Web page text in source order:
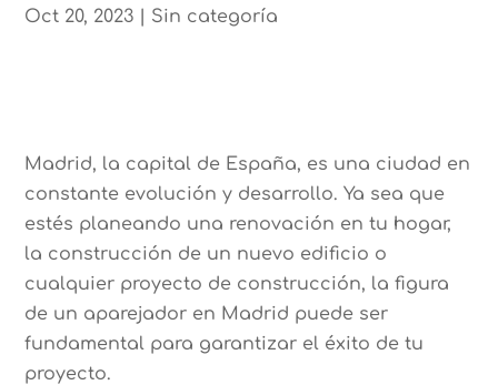
Oct 20, 2023 Sin categoría
Madrid, la capital de España, es una ciudad en
constante evolución y desarrollo. Ya sea que
estés planeando una renovación en tu hogar,
la construcción de un nuevo edificio o
cualquier proyecto de construcción, la figura
de un aparejador en Madrid puede ser
fundamental para garantizar el éxito de tu
proyecto.